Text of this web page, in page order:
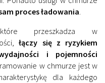
proces ładowania.
przeszkadza w
łączy się z ryzykiem
i pojemności
w chmurze jest w
dla każdego